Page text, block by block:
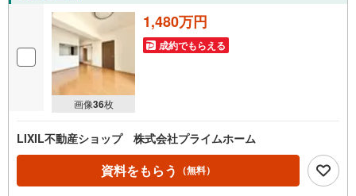
画像36枚
1,480万円
成約でもらえる
LIXIL不動産ショップ 株式会社プライムホーム
資料をもらう （無料）